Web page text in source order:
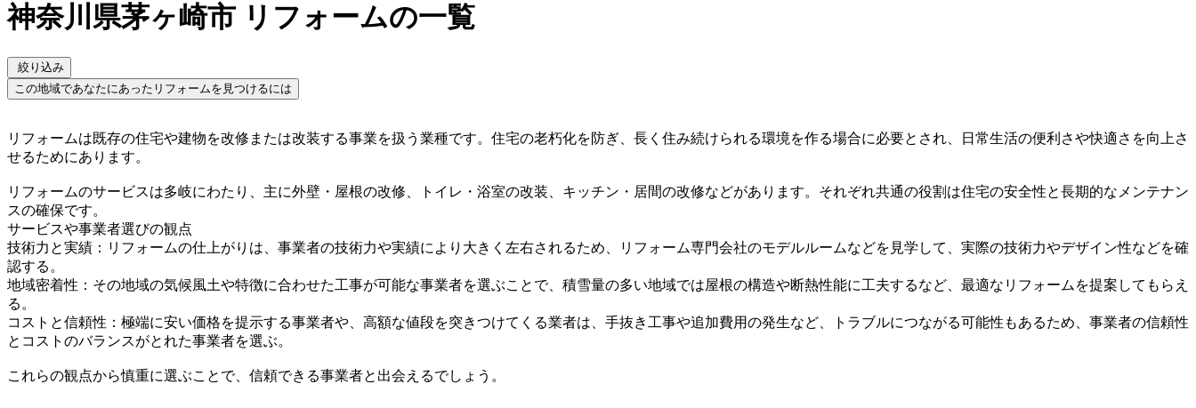
神奈川県茅ヶ崎市 リフォームの一覧
絞り込み
この地域であなたにあったリフォームを見つけるには
リフォームは既存の住宅や建物を改修または改装する事業を扱う業種です。住宅の老朽化を防ぎ、長く住み続けられる環境を作る場合に必要とされ、日常生活の便利さや快適さを向上さ
せるためにあります。
リフォームのサービスは多岐にわたり、主に外壁・屋根の改修、トイレ・浴室の改装、キッチン・居間の改修などがあります。それぞれ共通の役割は住宅の安全性と長期的なメンテナン
スの確保です。
サービスや事業者選びの観点
技術力と実績：リフォームの仕上がりは、事業者の技術力や実績により大きく左右されるため、リフォーム専門会社のモデルルームなどを見学して、実際の技術力やデザイン性などを確
認する。
地域密着性：その地域の気候風土や特徴に合わせた工事が可能な事業者を選ぶことで、積雪量の多い地域では屋根の構造や断熱性能に工夫するなど、最適なリフォームを提案してもらえ
る。
コストと信頼性：極端に安い価格を提示する事業者や、高額な値段を突きつけてくる業者は、手抜き工事や追加費用の発生など、トラブルにつながる可能性もあるため、事業者の信頼性
とコストのバランスがとれた事業者を選ぶ。
これらの観点から慎重に選ぶことで、信頼できる事業者と出会えるでしょう。